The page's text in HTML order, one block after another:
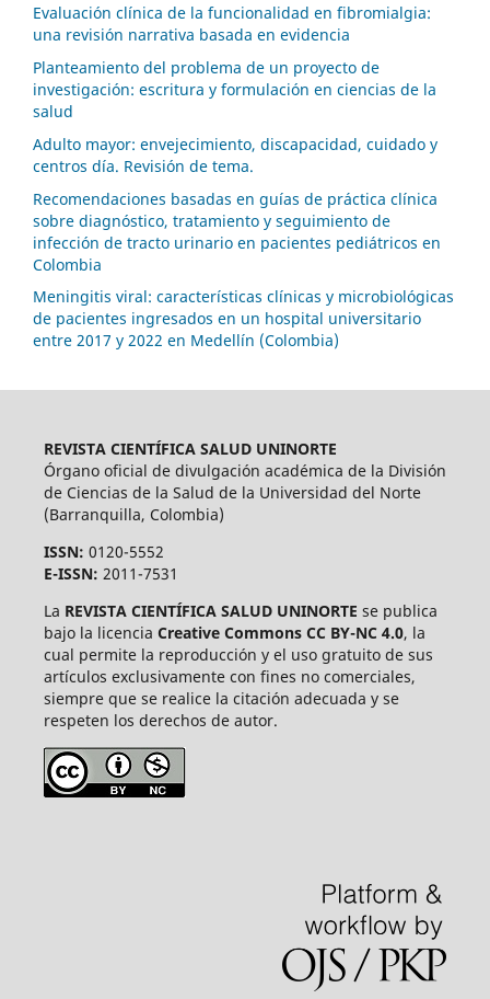
Evaluación clínica de la funcionalidad en fibromialgia:
una revisión narrativa basada en evidencia
Planteamiento del problema de un proyecto de
investigación: escritura y formulación en ciencias de la
salud
Adulto mayor: envejecimiento, discapacidad, cuidado y
centros día. Revisión de tema.
Recomendaciones basadas en guías de práctica clínica
sobre diagnóstico, tratamiento y seguimiento de
infección de tracto urinario en pacientes pediátricos en
Colombia
Meningitis viral: características clínicas y microbiológicas
de pacientes ingresados en un hospital universitario
entre 2017 y 2022 en Medellín (Colombia)
REVISTA CIENTÍFICA SALUD UNINORTE
Órgano oficial de divulgación académica de la División
de Ciencias de la Salud de la Universidad del Norte
(Barranquilla, Colombia)
ISSN: 0120-5552
E-ISSN: 2011-7531
La REVISTA CIENTÍFICA SALUD UNINORTE se publica
bajo la licencia Creative Commons CC BY-NC 4.0, la
cual permite la reproducción y el uso gratuito de sus
artículos exclusivamente con fines no comerciales,
siempre que se realice la citación adecuada y se
respeten los derechos de autor.